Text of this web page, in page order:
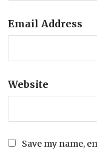
Email Address
Website
Save my name,